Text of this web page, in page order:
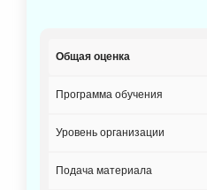
Общая оценка
Программа обучения
Уровень организации
Подача материала